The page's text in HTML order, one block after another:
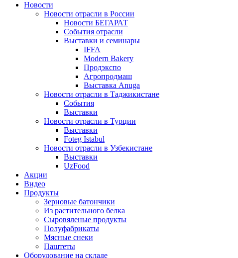
Новости
Новости отрасли в России
Новости БЕГАРАТ
События отрасли
Выставки и семинары
IFFA
Modern Bakery
Продэкспо
Агропродмаш
Выставка Anuga
Новости отрасли в Таджикистане
События
Выставки
Новости отрасли в Турции
Выставки
Foteg Istabul
Новости отрасли в Узбекистане
Выставки
UzFood
Акции
Видео
Продукты
Зерновые батончики
Из растительного белка
Сыровяленые продукты
Полуфабрикаты
Мясные снеки
Паштеты
Оборудование на складе